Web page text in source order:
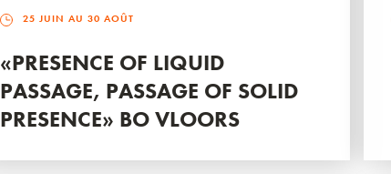
25 JUIN AU 30 AOÛT
«PRESENCE OF LIQUID
PASSAGE, PASSAGE OF SOLID
PRESENCE» BO VLOORS